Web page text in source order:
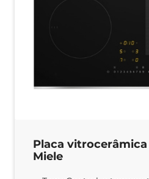
Placa
Miele